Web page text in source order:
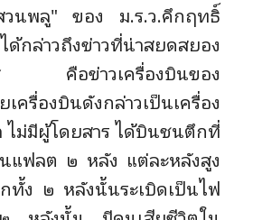
นพลู" ของ ม.ร.ว.คึกฤทธิ์
กล่าวถึงข่าวที่น่าสยดสยอง
ศ คือข่าวเครื่องบินของ
เครื่องบินดังกล่าวเป็นเครื่อง
ไม่มีผู้โดยสาร ได้บินชนตึกที่
แฟลต ๒ หลัง แต่ละหลังสูง
ง ๒ หลังนั้นระเบิดเป็นไฟ